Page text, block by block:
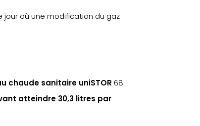
où une modification du gaz
chaude sanitaire uniSTOR 68
atteindre 30,3 litres par